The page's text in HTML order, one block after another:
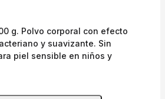
g. Polvo corporal con efecto
y suavizante. Sin
piel sensible en niños y